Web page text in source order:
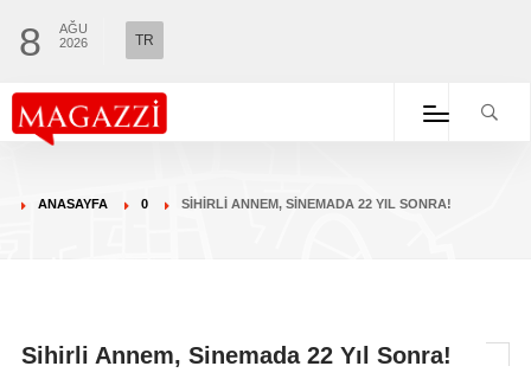
8
AĞU
2026
TR
ANASAYFA 0 SIHIRLI ANNEM, SINEMADA 22 YIL SONRA!
Sihirli Annem, Sinemada 22 Yıl Sonra!